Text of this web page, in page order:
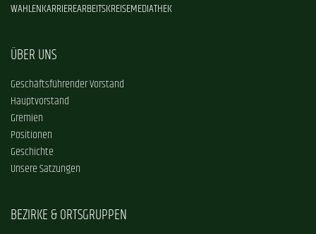
WAHLENKARRIEREARBEITSKREISEMEDIATHEK
ÜBER UNS
Geschäftsführender Vorstand
Hauptvorstand
Gremien
Positionen
Geschichte
Unsere Satzungen
BEZIRKE & ORTSGRUPPEN